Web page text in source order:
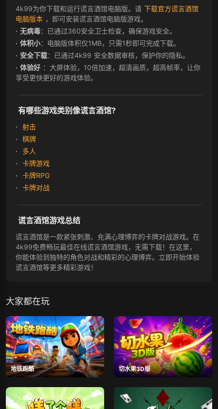
4k99为你下载和运行谎言酒馆电脑版。请 下载官方谎言酒馆
电脑版本 ，即可安装谎言酒馆电脑版游戏。
无病毒：已通过360安全卫士检查，确保游戏安全。
体积小：电脑版体积仅1MB，只需1秒即可完成下载。
安全下载：已通过4k99 安全数据审核，保护你的隐私。
体验好 ：大屏体验，10倍加速，超清画质，超高帧率，让你
享受更快更好的游戏体验。
有哪些游戏类别像谎言酒馆?
射击
棋牌
多人
卡牌游戏
卡牌RPG
卡牌对战
谎言酒馆游戏总结
谎言酒馆是一款紧张刺激、充满心理博弈的卡牌对战游戏。在
4k99免费畅玩最佳在线谎言酒馆游戏，无需下载！在这里，
你能体验到独特的角色对战和精彩的心理博弈。立即开始体验
谎言酒馆等更多精彩游戏！
大家都在玩
地铁跑酷 切水果3D版